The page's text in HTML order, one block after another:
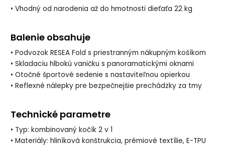
• Vhodný od narodenia až do hmotnosti dieťaťa 22 kg
Balenie obsahuje
• Podvozok RESEA Fold s priestranným nákupným košíkom
• Skladaciu hlbokú vaničku s panoramatickými oknami
• Otočné športové sedenie s nastaviteľnou opierkou
• Reflexné nálepky pre bezpečnejšie prechádzky za tmy
Technické parametre
• Typ: kombinovaný kočík 2 v 1
• Materiály: hliníková konštrukcia, prémiové textílie, E-TPU